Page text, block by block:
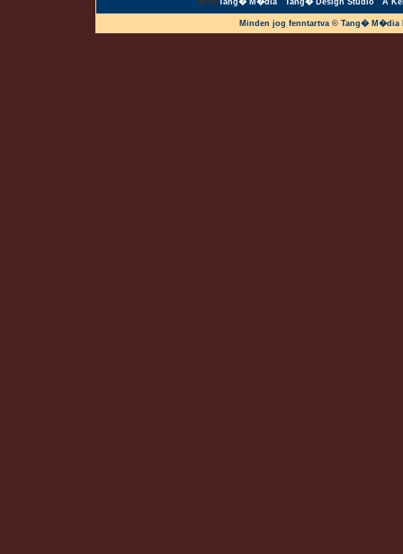
Tang� M�dia Tang� Design Studio A
Minden jog fenntartva © Tang�